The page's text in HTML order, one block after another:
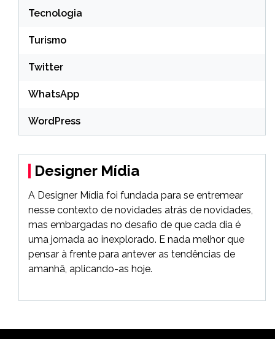
Tecnologia
Turismo
Twitter
WhatsApp
WordPress
Designer Mídia
A Designer Mídia foi fundada para se entremear
nesse contexto de novidades atrás de novidades,
mas embargadas no desafio de que cada dia é
uma jornada ao inexplorado. E nada melhor que
pensar à frente para antever as tendências de
amanhã, aplicando-as hoje.